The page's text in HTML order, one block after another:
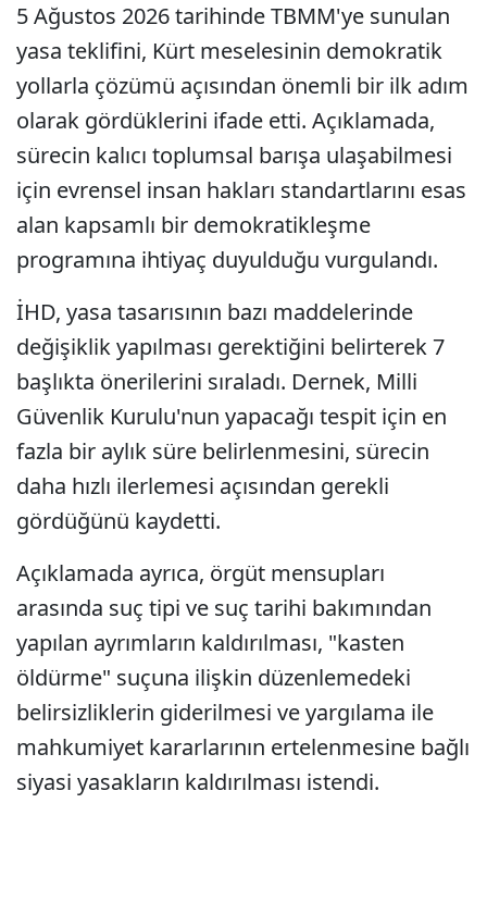
5 Ağustos 2026 tarihinde TBMM'ye sunulan
yasa teklifini, Kürt meselesinin demokratik
yollarla çözümü açısından önemli bir ilk adım
olarak gördüklerini ifade etti. Açıklamada,
sürecin kalıcı toplumsal barışa ulaşabilmesi
için evrensel insan hakları standartlarını esas
alan kapsamlı bir demokratikleşme
programına ihtiyaç duyulduğu vurgulandı.
İHD, yasa tasarısının bazı maddelerinde
değişiklik yapılması gerektiğini belirterek 7
başlıkta önerilerini sıraladı. Dernek, Milli
Güvenlik Kurulu'nun yapacağı tespit için en
fazla bir aylık süre belirlenmesini, sürecin
daha hızlı ilerlemesi açısından gerekli
gördüğünü kaydetti.
Açıklamada ayrıca, örgüt mensupları
arasında suç tipi ve suç tarihi bakımından
yapılan ayrımların kaldırılması, "kasten
öldürme" suçuna ilişkin düzenlemedeki
belirsizliklerin giderilmesi ve yargılama ile
mahkumiyet kararlarının ertelenmesine bağlı
siyasi yasakların kaldırılması istendi.